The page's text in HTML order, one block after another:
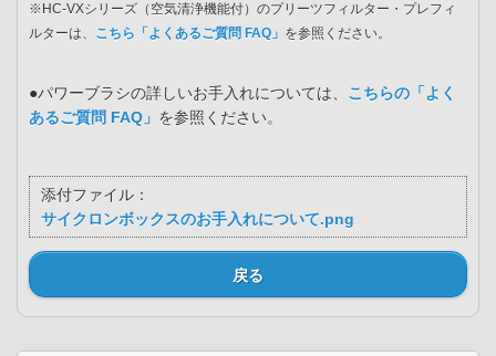
※HC-VXシリーズ（空気清浄機能付）のプリーツフィルター・プレフィ
ルターは、 こちら「よくあるご質問 FAQ」 を参照ください。
●パワーブラシの詳しいお手入れについては、 こちらの「よく
あるご質問 FAQ」 を参照ください。
添付ファイル：
サイクロンボックスのお手入れについて.png
戻る